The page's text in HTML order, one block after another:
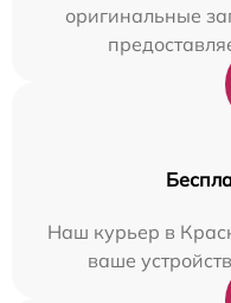
оригинальные
Наш курьер в
ваше